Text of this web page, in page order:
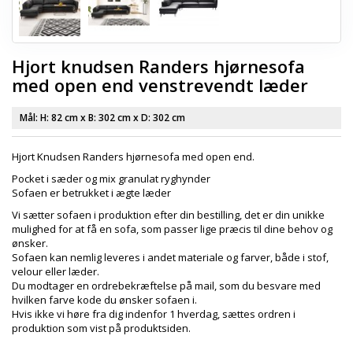
Hjort knudsen Randers hjørnesofa
med open end venstrevendt læder
Mål: H: 82 cmx B: 302 cmx D: 302 cm
Hjort Knudsen Randers hjørnesofa med open end.
Pocket i sæder og mix granulat ryghynder
Sofaen er betrukket i ægte læder
Vi sætter sofaen i produktion efter din bestilling, det er din unikke
mulighed for at få en sofa, som passer lige præcis til dine behov og
ønsker.
Sofaen kan nemlig leveres i andet materiale og farver, både i stof,
velour eller læder.
Du modtager en ordrebekræftelse på mail, som du besvare med
hvilken farve kode du ønsker sofaen i.
Hvis ikke vi høre fra dig indenfor 1 hverdag, sættes ordren i
produktion som vist på produktsiden.